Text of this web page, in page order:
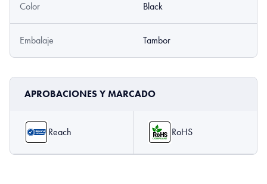
Color Black
Embalaje Tambor
APROBACIONES Y MARCADO
Reach RoHS